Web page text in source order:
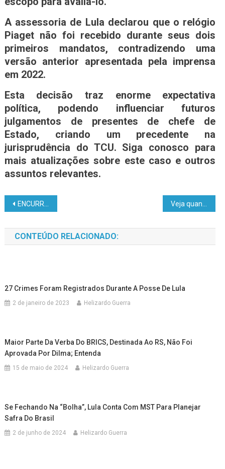
A assessoria de Lula declarou que o relógio
Piaget não foi recebido durante seus dois
primeiros mandatos, contradizendo uma
versão anterior apresentada pela imprensa
em 2022.
Esta decisão traz enorme expectativa
política, podendo influenciar futuros
julgamentos de presentes de chefe de
Estado, criando um precedente na
jurisprudência do TCU. Siga conosco para
mais atualizações sobre este caso e outros
assuntos relevantes.
ENCURRALADO: Chefes de estado pressionam Lula a defender democracia na Venezuela
CONTEÚDO RELACIONADO:
27 Crimes Foram Registrados Durante A Posse De Lula
2 de janeiro de 2023 Helizardo Guerra
Maior Parte Da Verba Do BRICS, Destinada Ao RS, Não Foi
Aprovada Por Dilma; Entenda
15 de maio de 2024 Helizardo Guerra
Se Fechando Na “bolha”, Lula Conta Com MST Para Planejar
Safra Do Brasil
2 de junho de 2024 Helizardo Guerra